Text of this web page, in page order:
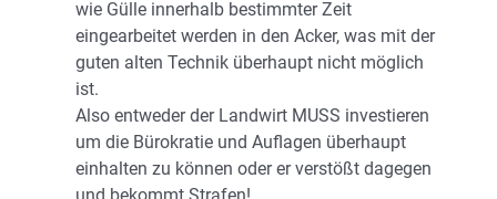
wie Gülle innerhalb bestimmter Zeit
eingearbeitet werden in den Acker, was mit der
guten alten Technik überhaupt nicht möglich
ist.
Also entweder der Landwirt MUSS investieren
um die Bürokratie und Auflagen überhaupt
einhalten zu können oder er verstößt dagegen
und bekommt Strafen!